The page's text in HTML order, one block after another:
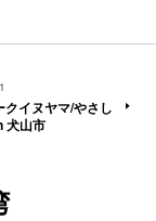
クイヌヤマ/やさし
山市